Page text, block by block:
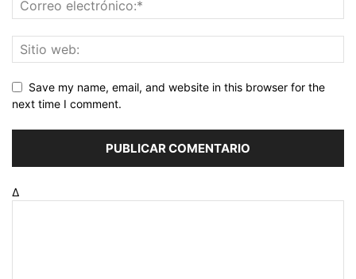
Save my name, email, and website in this browser for the
next time I comment.
Δ